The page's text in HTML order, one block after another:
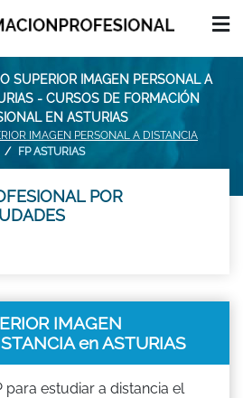
SUPERIOR IMAGEN PERSONAL A
- CURSOS DE FORMACIÓN
EN ASTURIAS
IMAGEN PERSONAL A DISTANCIA
FP ASTURIAS
POR
IMAGEN
en ASTURIAS
para estudiar a distancia el